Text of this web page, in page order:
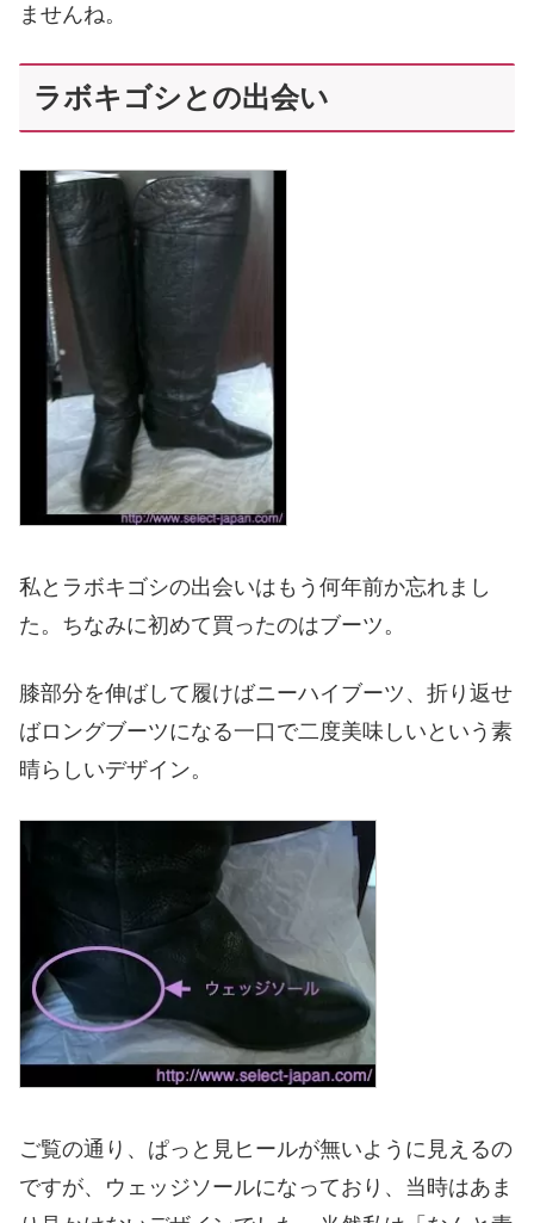
ませんね。
ラボキゴシとの出会い
私とラボキゴシの出会いはもう何年前か忘れまし
た。ちなみに初めて買ったのはブーツ。
膝部分を伸ばして履けばニーハイブーツ、折り返せ
ばロングブーツになる一口で二度美味しいという素
晴らしいデザイン。
ご覧の通り、ぱっと見ヒールが無いように見えるの
ですが、ウェッジソールになっており、当時はあま